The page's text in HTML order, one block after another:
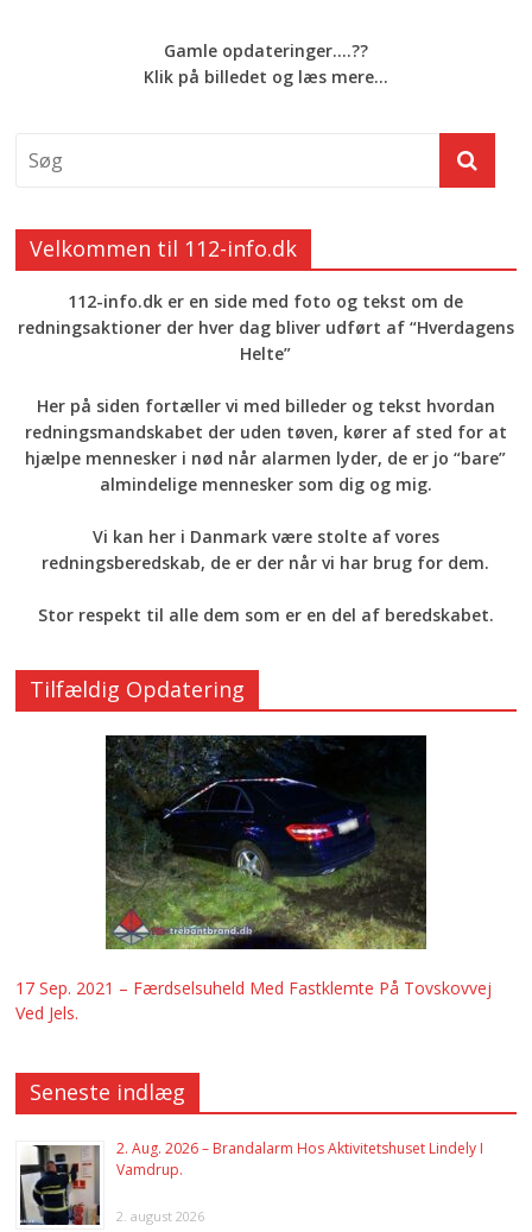
Gamle opdateringer....??
Klik på billedet og læs mere...
Velkommen til 112-info.dk
112-info.dk er en side med foto og tekst om de
redningsaktioner der hver dag bliver udført af “Hverdagens
Helte”
Her på siden fortæller vi med billeder og tekst hvordan
redningsmandskabet der uden tøven, kører af sted for at
hjælpe mennesker i nød når alarmen lyder, de er jo “bare”
almindelige mennesker som dig og mig.
Vi kan her i Danmark være stolte af vores
redningsberedskab, de er der når vi har brug for dem.
Stor respekt til alle dem som er en del af beredskabet.
Tilfældig Opdatering
17 Sep. 2021 – Færdselsuheld Med Fastklemte På Tovskovvej
Ved Jels.
Seneste indlæg
2. Aug. 2026 – Brandalarm Hos Aktivitetshuset Lindely I
Vamdrup.
2. august 2026